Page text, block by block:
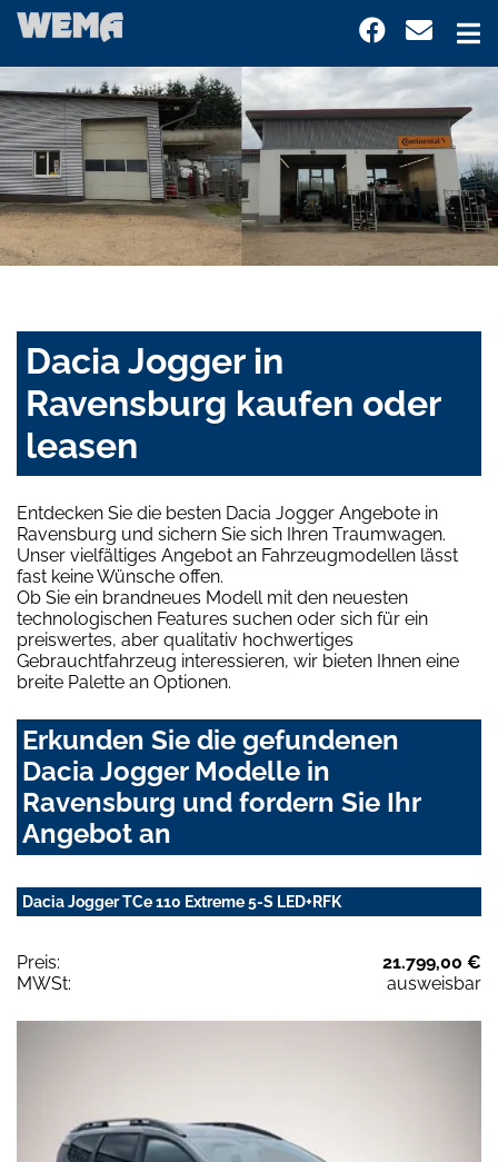
Dacia Jogger in
Ravensburg kaufen oder
leasen
Entdecken Sie die besten Dacia Jogger Angebote in
Ravensburg und sichern Sie sich Ihren Traumwagen.
Unser vielfältiges Angebot an Fahrzeugmodellen lässt
fast keine Wünsche offen.
Ob Sie ein brandneues Modell mit den neuesten
technologischen Features suchen oder sich für ein
preiswertes, aber qualitativ hochwertiges
Gebrauchtfahrzeug interessieren, wir bieten Ihnen eine
breite Palette an Optionen.
Erkunden Sie die gefundenen
Dacia Jogger Modelle in
Ravensburg und fordern Sie Ihr
Angebot an
Dacia Jogger TCe 110 Extreme 5-S LED+RFK
Preis:
21.799,00 €
MWSt:
ausweisbar